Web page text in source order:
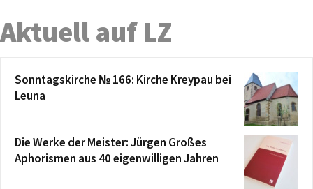
Aktuell auf LZ
Sonntagskirche № 166: Kirche Kreypau bei
Leuna
Die Werke der Meister: Jürgen Großes
Aphorismen aus 40 eigenwilligen Jahren